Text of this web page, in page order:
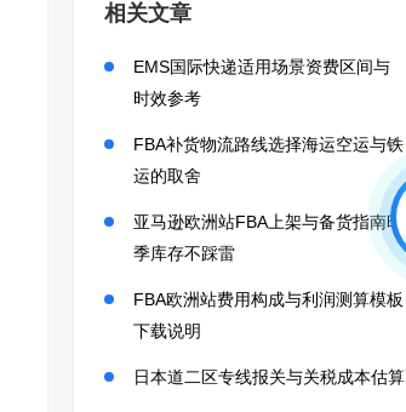
相关文章
EMS国际快递适用场景资费区间与
时效参考
FBA补货物流路线选择海运空运与铁
运的取舍
亚马逊欧洲站FBA上架与备货指南旺
季库存不踩雷
FBA欧洲站费用构成与利润测算模板
下载说明
日本道二区专线报关与关税成本估算